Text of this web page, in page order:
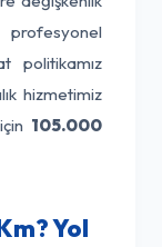
politikamız
hizmetimiz
105.000
Yol